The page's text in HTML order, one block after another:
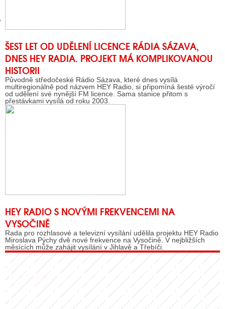
ŠEST LET OD UDĚLENÍ LICENCE RÁDIA SÁZAVA,
DNES HEY RADIA. PROJEKT MÁ KOMPLIKOVANOU
HISTORII
Původně středočeské Rádio Sázava, které dnes vysílá
multiregionálně pod názvem HEY Radio, si připomíná šesté výročí
od udělení své nynější FM licence. Sama stanice přitom s
přestávkami vysílá od roku 2003.
HEY RADIO S NOVÝMI FREKVENCEMI NA
VYSOČINĚ
Rada pro rozhlasové a televizní vysílání udělila projektu HEY Radio
Miroslava Pýchy dvě nové frekvence na Vysočině. V nejbližších
měsících může zahájit vysílání v Jihlavě a Třebíči.